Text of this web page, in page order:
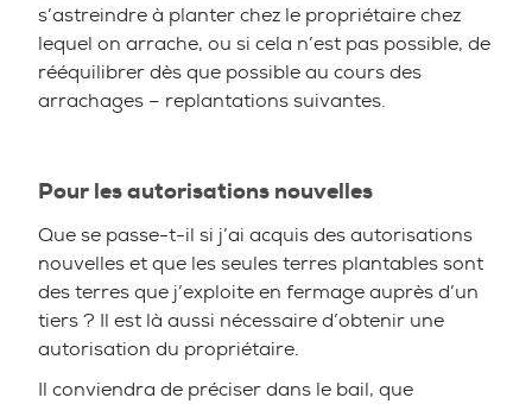
s’astreindre à planter chez le propriétaire chez
lequel on arrache, ou si cela n’est pas possible, de
rééquilibrer dès que possible au cours des
arrachages – replantations suivantes.
Pour les autorisations nouvelles
Que se passe-t-il si j’ai acquis des autorisations
nouvelles et que les seules terres plantables sont
des terres que j’exploite en fermage auprès d’un
tiers ? Il est là aussi nécessaire d’obtenir une
autorisation du propriétaire.
Il conviendra de préciser dans le bail, que